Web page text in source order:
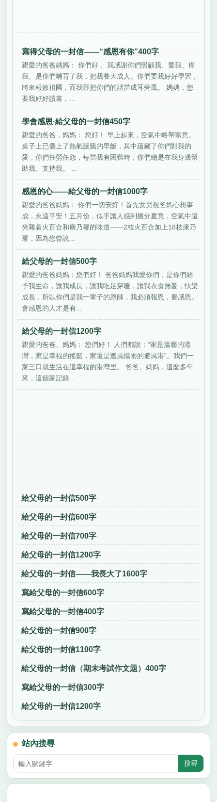
寫得父母的一封信——“感恩有你”400字
親愛的爸爸媽媽： 你們好， 我感謝你們照顧我、愛我、疼
我、是你們哺育了我，把我養大成人。你們要我好好學習，
將來報效祖國，而我卻把你們的話當成耳旁風。 媽媽，您
要我好好讀書，...
學會感恩·給父母的一封信450字
親愛的爸爸，媽媽： 您好！ 早上起來，空氣中略帶寒意。
桌子上已擺上了熱氣騰騰的早飯，其中蘊藏了你們對我的
愛，你們任勞任怨，每當我有困難時，你們總是在我身邊幫
助我、支持我。 ...
感恩的心——給父母的一封信1000字
親愛的爸爸媽媽： 你們一切安好！首先女兒祝爸媽心想事
成，永遠平安！五月份，似乎讓人感到幾分夏意，空氣中還
夾雜着火百合和康乃馨的味道——2枝火百合加上18枝康乃
馨，因為您曾說...
給父母的一封信500字
親愛的爸爸媽媽：您們好！ 爸爸媽媽我愛你們，是你們給
予我生命，讓我成長，讓我吃足穿暖，讓我衣食無憂，快樂
成長，所以你們是我一輩子的恩師，我必須報恩，要感恩。
會感恩的人才是有...
給父母的一封信1200字
親愛的爸爸、媽媽： 您們好！ 人們都說：“家是溫馨的港
灣，家是幸福的搖籃，家還是遮風擋雨的避風港”。我們一
家三口就生活在這幸福的港灣里。 爸爸、媽媽，這麼多年
來，這個家記錄...
給父母的一封信500字
給父母的一封信600字
給父母的一封信700字
給父母的一封信1200字
給父母的一封信——我長大了1600字
寫給父母的一封信600字
寫給父母的一封信400字
給父母的一封信900字
給父母的一封信1100字
給父母的一封信（期末考試作文題）400字
寫給父母的一封信300字
給父母的一封信1200字
站內搜尋